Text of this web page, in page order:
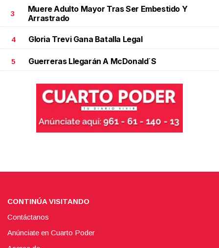
3
Muere Adulto Mayor Tras Ser Embestido Y
Arrastrado
4 Gloria Trevi Gana Batalla Legal
5 Guerreras Llegarán A McDonald´s
CONTINÚA VISITANDO
Contáctanos
Anúnciate en Cuarto Poder